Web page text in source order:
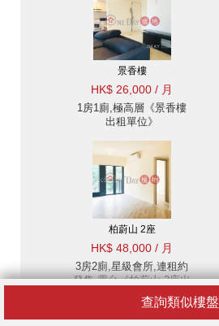
查詢類似樓盤
景香樓
HK$ 26,000 / 月
1房1廁,極高層《景香樓
出租單位》
柏蔚山 2座
HK$ 48,000 / 月
3房2廁,星級會所,連租約
發售,露台《柏蔚山 2座出
租單位》